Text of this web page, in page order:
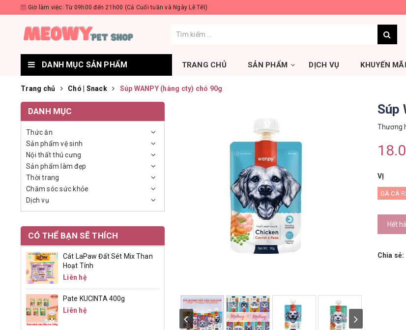
Giờ làm việc: Từ 09h00 đến 21h00 (Cả Cuối tuần và Ngày Lễ Tết)
DANH MỤC SẢN PHẨM TRANG CHỦ SẢN PHẨM DỊCH VỤ KHUYẾN MÃI
Trang chủ Chó | Snack Súp WANPY (hàng cty) chó 90g
Súp
Thương
VỊ
GÀ CÀ
Hết
Chia sẻ:
DANH MỤC
Thức ăn
Sản phẩm vệ sinh
Nội thất thú cưng
Sản phẩm làm đẹp
Thời trang
Chăm sóc sức khỏe
Dịch vụ
CÓ THỂ BẠN SẼ THÍCH
Cát LaPaw Đất Sét Mix Than
Hoạt Tính
Liên hệ
Pate KUCINTA 400g
Liên hệ